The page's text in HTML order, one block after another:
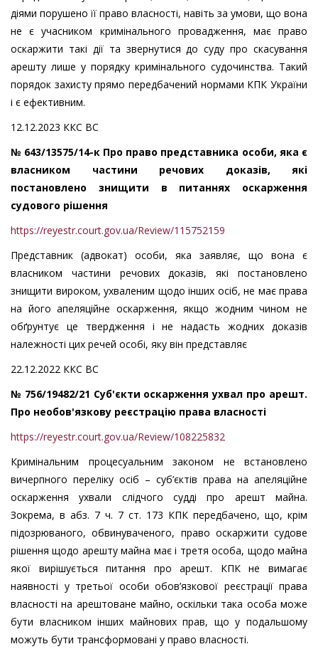
діями порушено її право власності, навіть за умови, що вона
не є учасником кримінального провадження, має право
оскаржити такі дії та звернутися до суду про скасування
арешту лише у порядку кримінального судочинства. Такий
порядок захисту прямо передбачений нормами КПК України
і є ефективним.
12.12.2023 ККС ВС
№ 643/13575/14-к Про право представника особи, яка є
власником частини речових доказів, які
постановлено знищити в питаннях оскарження
судового рішення
https://reyestr.court.gov.ua/Review/115752159
Представник (адвокат) особи, яка заявляє, що вона є
власником частини речових доказів, які постановлено
знищити вироком, ухваленим щодо інших осіб, не має права
на його апеляційне оскарження, якщо жодним чином не
обґрунтує це твердження і не надасть жодних доказів
належності цих речей особі, яку він представляє
22.12.2022 ККС ВС
№ 756/19482/21 Суб'єкти оскарження ухвал про арешт.
Про необов'язкову реєстрацію права власності
https://reyestr.court.gov.ua/Review/108225832
Кримінальним процесуальним законом не встановлено
вичерпного переліку осіб – суб’єктів права на апеляційне
оскарження ухвали слідчого судді про арешт майна.
Зокрема, в абз. 7 ч. 7 ст. 173 КПК передбачено, що, крім
підозрюваного, обвинуваченого, право оскаржити судове
рішення щодо арешту майна має і третя особа, щодо майна
якої вирішується питання про арешт. КПК не вимагає
наявності у третьої особи обов’язкової реєстрації права
власності на арештоване майно, оскільки така особа може
бути власником інших майнових прав, що у подальшому
можуть бути трансформовані у право власності.